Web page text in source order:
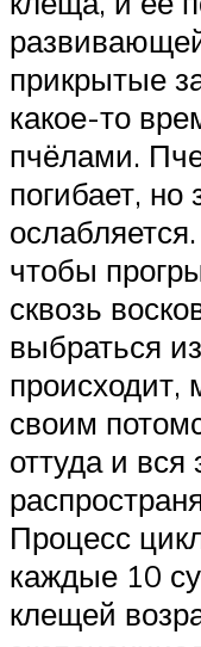
прикрытые
какое-то
пчёлами.
погибает, но
чтобы
сквозь
выбраться
происходит,
своим
оттуда и вся
Процесс
каждые 10
клещей